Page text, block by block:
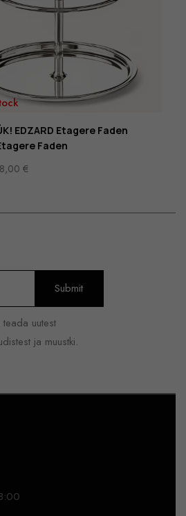
EDZARD Etagere Faden
Faden
€
uutest
ja muustki.